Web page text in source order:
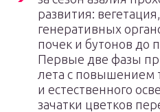
развития:
генеративных
почек и бутонов до
Первые две фазы
лета с повышением
и естественного
зачатки цветков